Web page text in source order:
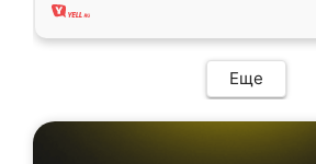
Еще